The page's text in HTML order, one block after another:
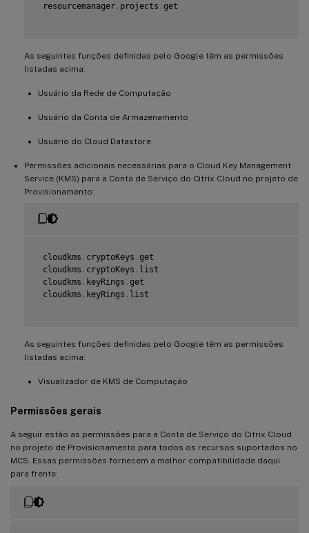
resourcemanager . projects . get
As seguintes funções definidas pelo Google têm as permissões
listadas acima:
Usuário da Rede de Computação
Usuário da Conta de Armazenamento
Usuário do Cloud Datastore
Permissões adicionais necessárias para o Cloud Key Management
Service (KMS) para a Conta de Serviço do Citrix Cloud no projeto de
Provisionamento:
cloudkms . cryptoKeys . get
cloudkms . cryptoKeys . list
cloudkms . keyRings . get
cloudkms . keyRings . list
As seguintes funções definidas pelo Google têm as permissões
listadas acima:
Visualizador de KMS de Computação
Permissões gerais
A seguir estão as permissões para a Conta de Serviço do Citrix Cloud
no projeto de Provisionamento para todos os recursos suportados no
MCS. Essas permissões fornecem a melhor compatibilidade daqui
para frente: